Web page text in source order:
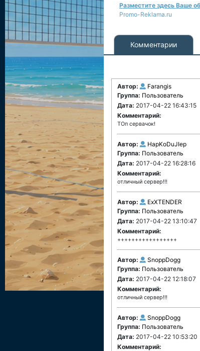
Разместите здесь Ваше
Promo-Reklama.ru
Комментарии
Автор:
Farangis
Группа: Пользователь
Дата: 2017-04-22 16:43:15
Комментарий:
ТОп сервачок!
Автор:
HapKoDuJIep
Группа: Пользователь
Дата: 2017-04-22 16:28:16
Комментарий:
отличный сервер!!!
Автор:
ExXTENDER
Группа: Пользователь
Дата: 2017-04-22 13:10:47
Комментарий:
+++++++++++++++++
Автор:
SnoppDogg
Группа: Пользователь
Дата: 2017-04-22 12:18:07
Комментарий:
отличный сервер!!!
Автор:
SnoppDogg
Группа: Пользователь
Дата: 2017-04-22 10:53:20
Комментарий: